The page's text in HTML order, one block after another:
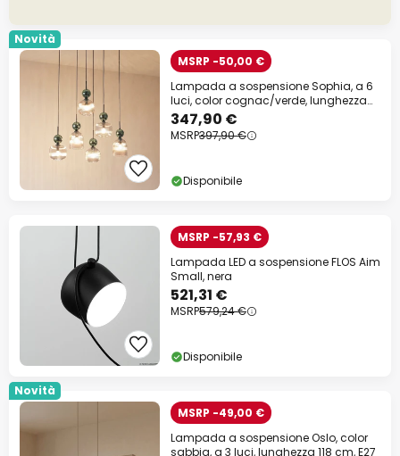
Novità
MSRP -50,00 €
Lampada a sospensione Sophia, a 6
luci, color cognac/verde, lunghezza
65 cm, E14
347,90 €
MSRP397,90 €
Disponibile
MSRP -57,93 €
Lampada LED a sospensione FLOS Aim
Small, nera
521,31 €
MSRP579,24 €
Disponibile
Novità
MSRP -49,00 €
Lampada a sospensione Oslo, color
sabbia, a 3 luci, lunghezza 118 cm, E27